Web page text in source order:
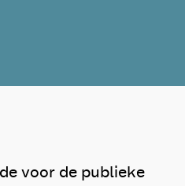
voor de publieke